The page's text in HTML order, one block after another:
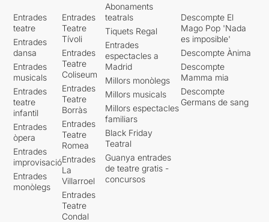
Entrades
teatre
Entrades
dansa
Entrades
musicals
Entrades
teatre
infantil
Entrades
òpera
Entrades
improvisació
Entrades
monòlegs
Entrades
Teatre
Tívoli
Entrades
Teatre
Coliseum
Entrades
Teatre
Borràs
Entrades
Teatre
Romea
Entrades
La
Villarroel
Entrades
Teatre
Condal
Abonaments
teatrals
Tiquets Regal
Entrades
espectacles a
Madrid
Millors monòlegs
Millors musicals
Millors espectacles
familiars
Black Friday
Teatral
Guanya entrades
de teatre gratis -
concursos
Descompte El
Mago Pop 'Nada
es imposible'
Descompte Ànima
Descompte
Mamma mia
Descompte
Germans de sang